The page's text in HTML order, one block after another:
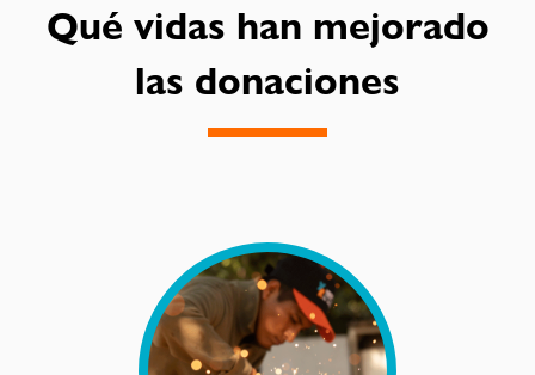
Qué vidas han mejorado
las donaciones